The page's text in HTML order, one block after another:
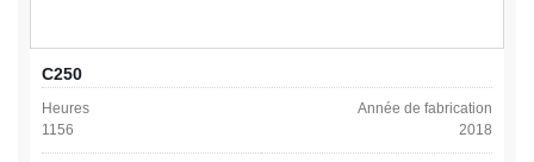
C250
Heures
1156
Année de fabrication
2018